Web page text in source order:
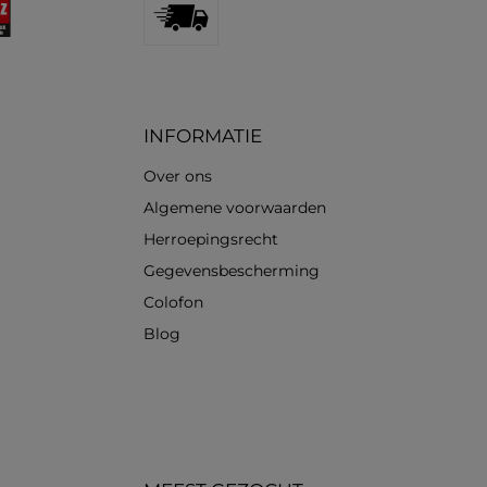
INFORMATIE
Over ons
Algemene voorwaarden
Herroepingsrecht
Gegevensbescherming
Colofon
Blog